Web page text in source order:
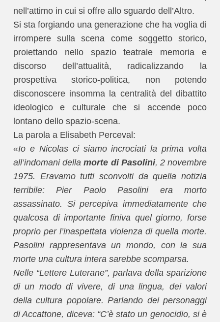
nell’attimo in cui si offre allo sguardo dell’Altro.
Si sta forgiando una generazione che ha voglia di
irrompere sulla scena come soggetto storico,
proiettando nello spazio teatrale memoria e
discorso dell’attualità, radicalizzando la
prospettiva storico-politica, non potendo
disconoscere insomma la centralità del dibattito
ideologico e culturale che si accende poco
lontano dello spazio-scena.
La parola a Elisabeth Perceval:
«Io e Nicolas ci siamo incrociati la prima volta
all’indomani dellamorte di Pasolini, 2 novembre
1975. Eravamo tutti sconvolti da quella notizia
terribile: Pier Paolo Pasolini era morto
assassinato. Si percepiva immediatamente che
qualcosa di importante finiva quel giorno, forse
proprio per l’inaspettata violenza di quella morte.
Pasolini rappresentava un mondo, con la sua
morte una cultura intera sarebbe scomparsa.
Nelle “Lettere Luterane”, parlava della sparizione
di un modo di vivere, di una lingua, dei valori
della cultura popolare. Parlando dei personaggi
di Accattone, diceva: “C’è stato un genocidio, si è